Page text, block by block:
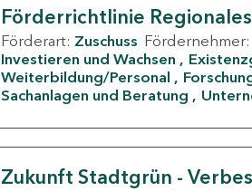
Förderrichtlinie
Förderart: Zuschuss Fördernehmer:
Investieren und Wachsen
Weiterbildung/Personal
Sachanlagen und Beratung
Zukunft Stadtgrün -